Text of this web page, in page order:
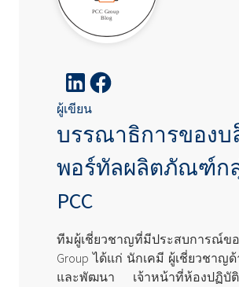
ผู้เขียน
บรรณาธิการของบ
พอร์ทัลผลิตภัณฑ์ก
PCC
ทีมผู้เชี่ยวชาญที่มีประสบการณ์
Group ได้แก่ นักเคมี ผู้เชี่ยวชาญ
และพัฒนา เจ้าหน้าที่ห้องปฏิ